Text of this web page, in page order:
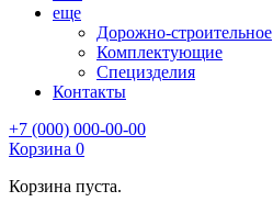
еще
Дорожно-строительное
Комплектующие
Специзделия
Контакты
+7 (000) 000-00-00
Корзина 0
Корзина пуста.